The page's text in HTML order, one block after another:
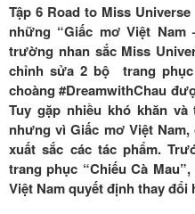
Tập 6 Road to Miss
những “Giấc mơ Việt Nam
trường nhan sắc Miss
chỉnh sửa 2 bộ trang
choàng #DreamwithChau
Tuy gặp nhiều khó khăn
nhưng vì Giấc mơ Việt
xuất sắc các tác phẩm.
trang phục “Chiếu Cà
Việt Nam quyết định thay đổi